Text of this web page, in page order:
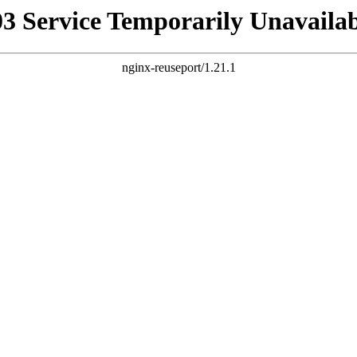
Service Temporarily
nginx-reuseport/1.21.1